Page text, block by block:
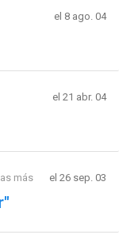
el 8 ago. 04
el 21 abr. 04
más el 26 sep. 03